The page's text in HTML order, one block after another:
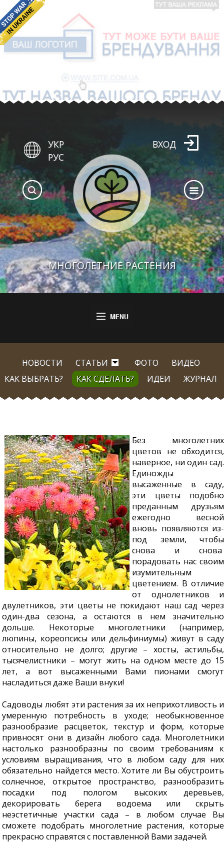
МНОГОЛЕТНИЕ РАСТЕНИЯ
УКР
РУС
ВХОД
НОВОСТИ СТАТЬИ ФОТО
ВИДЕО
КАК ВЫБРАТЬ?
КАК СДЕЛАТЬ? ИДЕИ ЖУРНАЛ
Без многолетних
цветов не обходится,
наверное, ни один сад.
Единожды
высаженные в саду,
эти цветы подобно
преданным друзьям
ежегодно весной
вновь появляются из-
под земли, чтобы
снова и снова
порадовать нас своим
изумительным
цветением. В отличие
от однолетников и
двулетников, эти цветы не покидают наш сад через
один-два сезона, а остаются в нем значительно
дольше. Некоторые многолетники (например,
люпины, кореопсисы или дельфиниумы) живут в саду
относительно не долго; другие – хосты, астильбы,
тысячелистники – могут жить на одном месте до 15
лет, а вот высаженными Вами пионами смогут
насладиться даже Ваши внуки!
Садоводы любят эти растения за их неприхотливость и
умеренную потребность в уходе; необыкновенное
разнообразие расцветок, текстур и форм, которые
привносят они в дизайн любого сада. Многолетники
настолько разнообразны по своим требованиям к
условиям выращивания, что в любом саду для них
обязательно найдется место. Хотите ли Вы обустроить
солнечное, открытое пространство, разнообразить
посадки под пологом высоких деревьев,
декорировать берега водоема или скрыть
неэстетичные участки сада – в любом случае Вы
сможете подобрать многолетние растения, которые
прекрасно справятся с поставленной Вами задачей.